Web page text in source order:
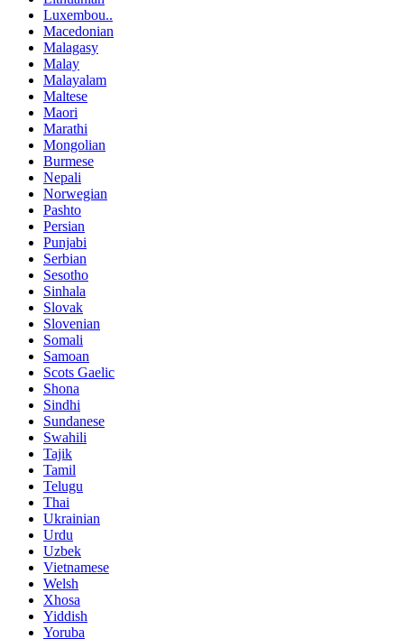
Luxembou..
Macedonian
Malagasy
Malay
Malayalam
Maltese
Maori
Marathi
Mongolian
Burmese
Nepali
Norwegian
Pashto
Persian
Punjabi
Serbian
Sesotho
Sinhala
Slovak
Slovenian
Somali
Samoan
Scots Gaelic
Shona
Sindhi
Sundanese
Swahili
Tajik
Tamil
Telugu
Thai
Ukrainian
Urdu
Uzbek
Vietnamese
Welsh
Xhosa
Yiddish
Yoruba